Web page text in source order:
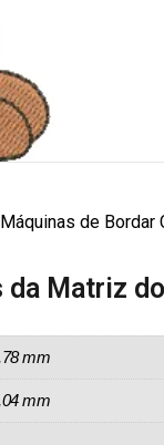
de
Matriz
mm
mm